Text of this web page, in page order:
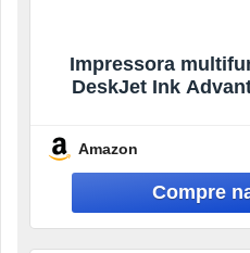
Impressora
DeskJet Ink
Amazon